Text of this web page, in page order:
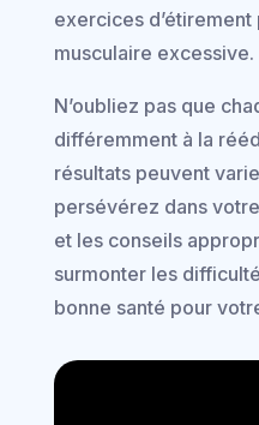
exercices
musculaire excessive.
N’oubliez pas que
différemment à la
résultats peuvent
persévérez dans
et les conseils
surmonter les
bonne santé pour